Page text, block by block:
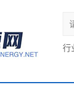
行